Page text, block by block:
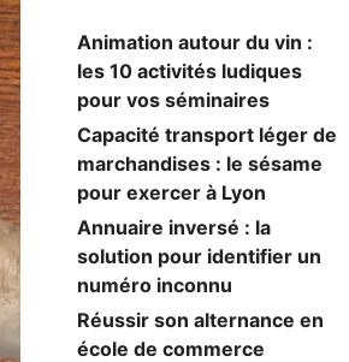
Animation autour du vin :
les 10 activités ludiques
pour vos séminaires
Capacité transport léger de
marchandises : le sésame
pour exercer à Lyon
Annuaire inversé : la
solution pour identifier un
numéro inconnu
Réussir son alternance en
école de commerce